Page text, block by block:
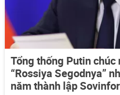
Tổng thống Putin
“Rossiya Segodnya”
năm thành lập